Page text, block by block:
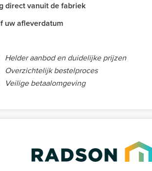
direct vanuit de fabriek
uw afleverdatum
Helder aanbod en duidelijke prijzen
Overzichtelijk bestelproces
Veilige betaalomgeving